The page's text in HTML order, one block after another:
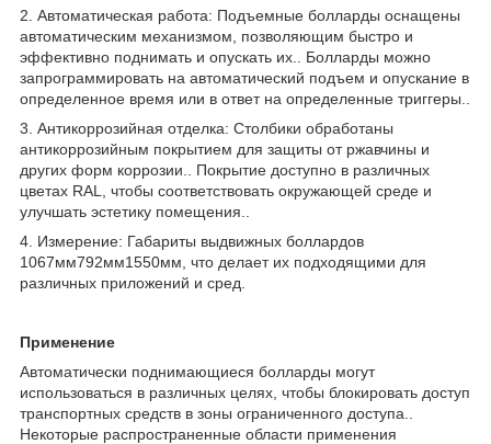
2. Автоматическая работа: Подъемные болларды оснащены
автоматическим механизмом, позволяющим быстро и
эффективно поднимать и опускать их.. Болларды можно
запрограммировать на автоматический подъем и опускание в
определенное время или в ответ на определенные триггеры..
3. Антикоррозийная отделка: Столбики обработаны
антикоррозийным покрытием для защиты от ржавчины и
других форм коррозии.. Покрытие доступно в различных
цветах RAL, чтобы соответствовать окружающей среде и
улучшать эстетику помещения..
4. Измерение: Габариты выдвижных боллардов
1067мм792мм1550мм, что делает их подходящими для
различных приложений и сред.
Применение
Автоматически поднимающиеся болларды могут
использоваться в различных целях, чтобы блокировать доступ
транспортных средств в зоны ограниченного доступа..
Некоторые распространенные области применения